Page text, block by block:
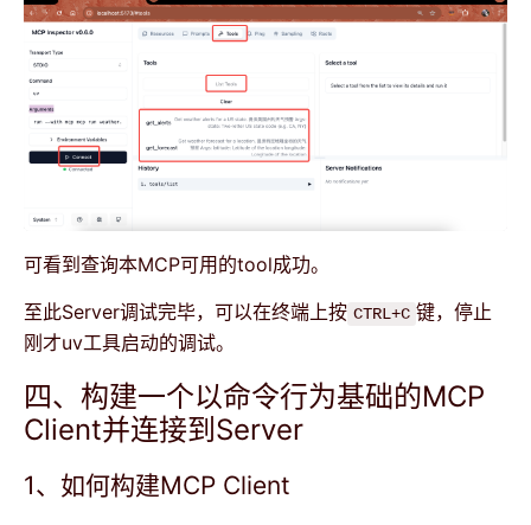
可看到查询本MCP可用的tool成功。
至此Server调试完毕，可以在终端上按 CTRL+C 键，停止
刚才uv工具启动的调试。
四、构建一个以命令行为基础的MCP
Client并连接到Server
1、如何构建MCP Client